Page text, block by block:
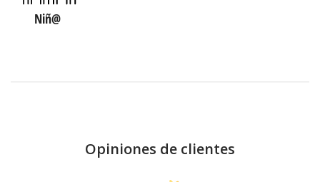
Niñ@
Opiniones de clientes